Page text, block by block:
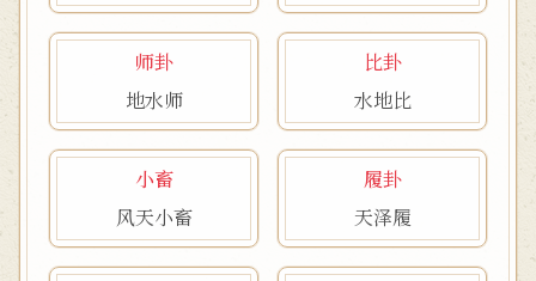
师卦
地水师
比卦
水地比
小畜
风天小畜
履卦
天泽履